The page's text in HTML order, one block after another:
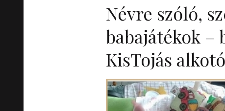
Névre szóló,
babajátékok –
KisTojás